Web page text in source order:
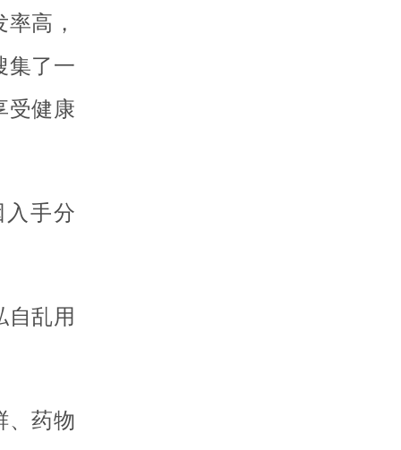
高，
集了一
受健康
手分
自乱用
、药物